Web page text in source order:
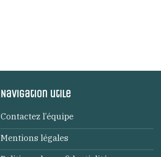
Navigation utile
Contactez l’équipe
Mentions légales